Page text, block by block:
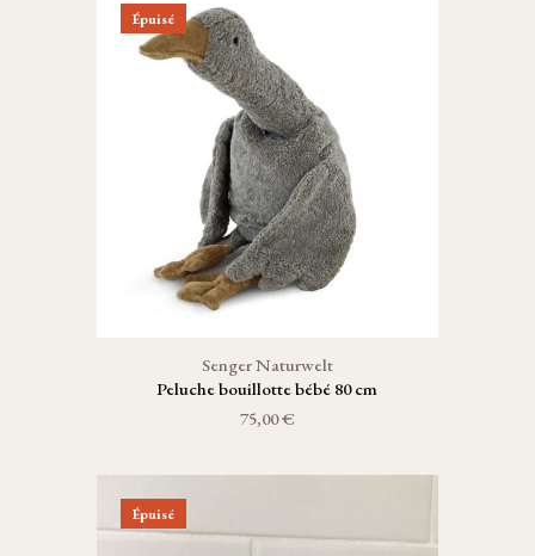
Épuisé
Senger Naturwelt
Peluche bouillotte bébé 80 cm
75,00 €
Épuisé